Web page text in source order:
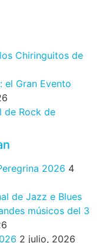
Chiringuitos de
el Gran Evento
de Rock de
2026 4
de Jazz e Blues
músicos del 3
2 julio, 2026